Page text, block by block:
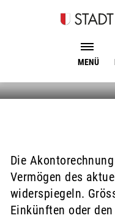
Kopfzeile
MENÜ
Inhalt
Anpassen der
Dienstleistungen
Die
Vermögen des
widerspiegeln.
Einkünften oder
Zugehörige